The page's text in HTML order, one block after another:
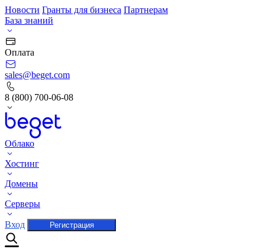
Новости Гранты для бизнеса Партнерам
База знаний
Оплата
sales@beget.com
8 (800) 700-06-08
Облако
Хостинг
Домены
Серверы
Вход Регистрация